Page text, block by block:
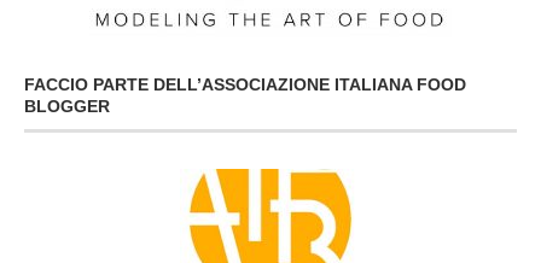
FACCIO PARTE DELL’ASSOCIAZIONE ITALIANA FOOD
BLOGGER